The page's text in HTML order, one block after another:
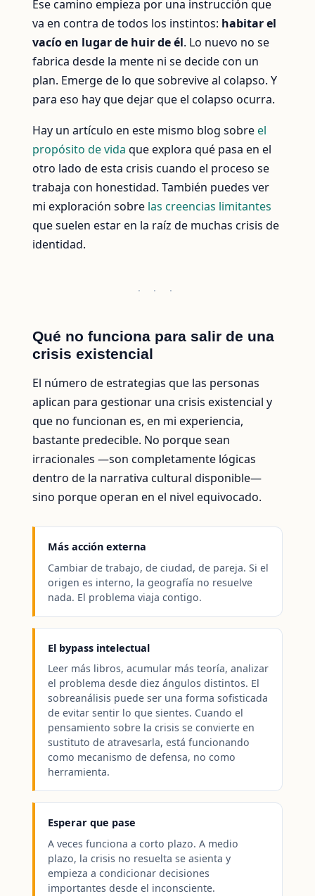
Ese camino empieza por una instrucción que
va en contra de todos los instintos: habitar el
vacío en lugar de huir de él. Lo nuevo no se
fabrica desde la mente ni se decide con un
plan. Emerge de lo que sobrevive al colapso. Y
para eso hay que dejar que el colapso ocurra.
Hay un artículo en este mismo blog sobreel
propósito de vida que explora qué pasa en el
otro lado de esta crisis cuando el proceso se
trabaja con honestidad. También puedes ver
mi exploración sobre las creencias limitantes
que suelen estar en la raíz de muchas crisis de
identidad.
· · ·
Qué no funciona para salir de una
crisis existencial
El número de estrategias que las personas
aplican para gestionar una crisis existencial y
que no funcionan es, en mi experiencia,
bastante predecible. No porque sean
irracionales —son completamente lógicas
dentro de la narrativa cultural disponible—
sino porque operan en el nivel equivocado.
Más acción externa
Cambiar de trabajo, de ciudad, de pareja. Si el
origen es interno, la geografía no resuelve
nada. El problema viaja contigo.
El bypass intelectual
Leer más libros, acumular más teoría, analizar
el problema desde diez ángulos distintos. El
sobreanálisis puede ser una forma sofisticada
de evitar sentir lo que sientes. Cuando el
pensamiento sobre la crisis se convierte en
sustituto de atravesarla, está funcionando
como mecanismo de defensa, no como
herramienta.
Esperar que pase
A veces funciona a corto plazo. A medio
plazo, la crisis no resuelta se asienta y
empieza a condicionar decisiones
importantes desde el inconsciente.